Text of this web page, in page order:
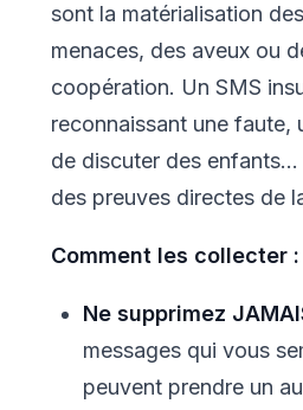
sont la matérialisation
menaces, des aveux ou
coopération. Un SMS
reconnaissant une faute,
de discuter des
des preuves directes de
Comment les collecter :
Ne supprimez
messages qui vous
peuvent prendre un